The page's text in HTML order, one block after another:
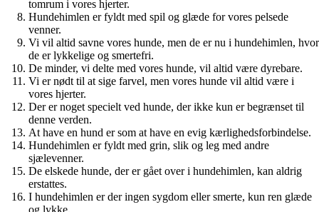
tomrum i vores hjerter.
Hundehimlen er fyldt med spil og glæde for vores pelsede
venner.
Vi vil altid savne vores hunde, men de er nu i hundehimlen, hvor
de er lykkelige og smertefri.
De minder, vi delte med vores hunde, vil altid være dyrebare.
Vi er nødt til at sige farvel, men vores hunde vil altid være i
vores hjerter.
Der er noget specielt ved hunde, der ikke kun er begrænset til
denne verden.
At have en hund er som at have en evig kærlighedsforbindelse.
Hundehimlen er fyldt med grin, slik og leg med andre
sjælevenner.
De elskede hunde, der er gået over i hundehimlen, kan aldrig
erstattes.
I hundehimlen er der ingen sygdom eller smerte, kun ren glæde
og lykke.